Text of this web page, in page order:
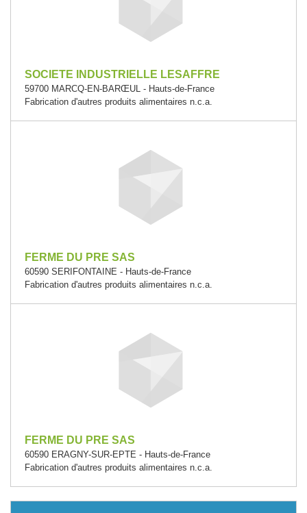
SOCIETE INDUSTRIELLE LESAFFRE
59700 MARCQ-EN-BARŒUL - Hauts-de-France
Fabrication d'autres produits alimentaires n.c.a.
FERME DU PRE SAS
60590 SERIFONTAINE - Hauts-de-France
Fabrication d'autres produits alimentaires n.c.a.
FERME DU PRE SAS
60590 ERAGNY-SUR-EPTE - Hauts-de-France
Fabrication d'autres produits alimentaires n.c.a.